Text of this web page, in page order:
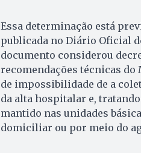
Essa determinação está
publicada no Diário Oficial
documento considerou
recomendações técnicas do
de impossibilidade de a
da alta hospitalar e,
mantido nas unidades
domiciliar ou por meio do